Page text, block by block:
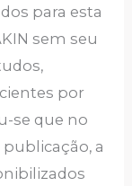
para esta
sem seu
por
se que no
a